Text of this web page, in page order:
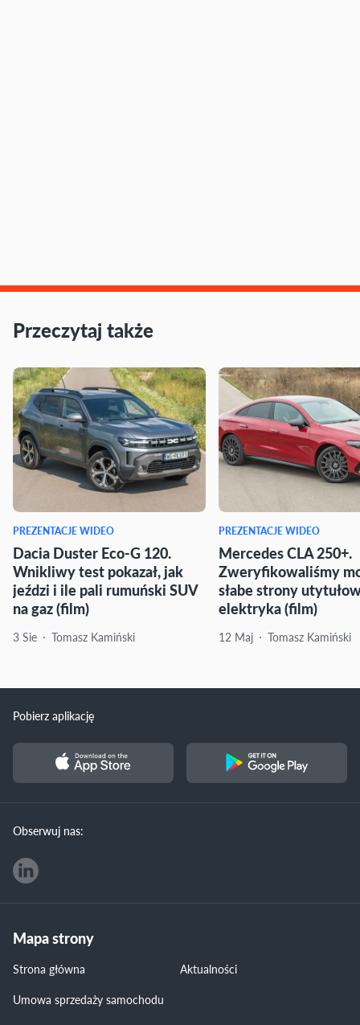
Przeczytaj także
PREZENTACJE WIDEO
Dacia Duster Eco-G 120.
Wnikliwy test pokazał, jak
jeździ i ile pali rumuński SUV
na gaz (film)
3 Sie Tomasz Kamiński
PREZENTACJE WIDEO
Mercedes CLA 250+.
Zweryfikowaliśmy
słabe strony
elektryka (film)
12 Maj Tomasz Kamiński
Pobierz aplikację
Obserwuj nas:
Mapa strony
Strona główna
Aktualności
Umowa sprzedaży samochodu